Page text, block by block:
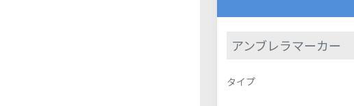
アクリルキーホルダー
アンブレラマーカー
タイプ